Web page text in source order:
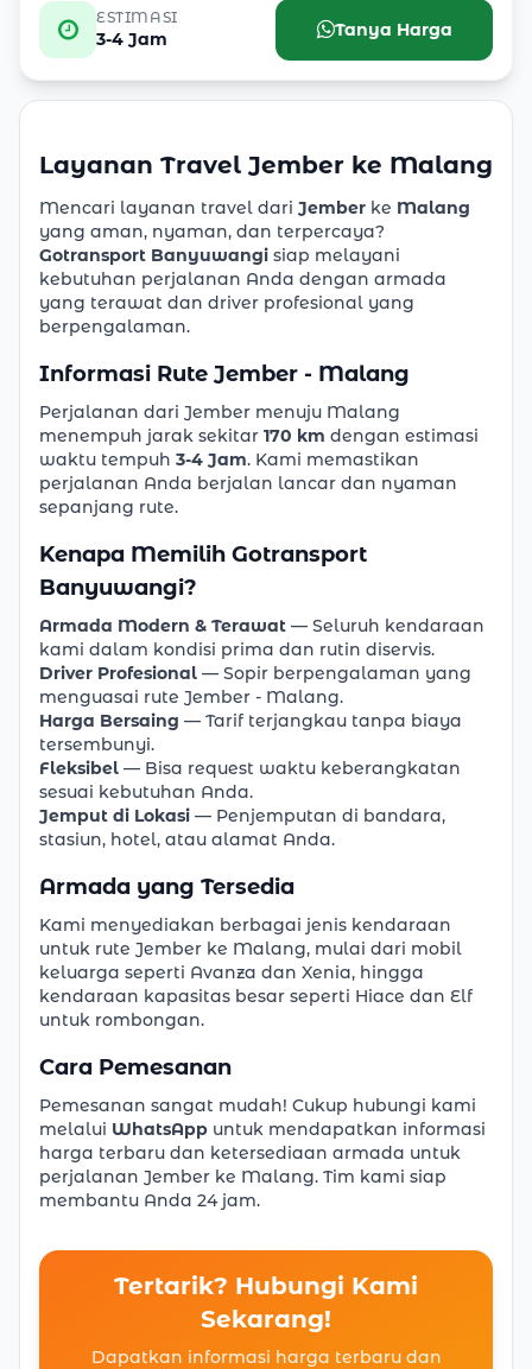
ESTIMASI
3-4 Jam Tanya Harga
Layanan Travel Jember ke Malang
Mencari layanan travel dari Jember ke Malang
yang aman, nyaman, dan terpercaya?
Gotransport Banyuwangi siap melayani
kebutuhan perjalanan Anda dengan armada
yang terawat dan driver profesional yang
berpengalaman.
Informasi Rute Jember - Malang
Perjalanan dari Jember menuju Malang
menempuh jarak sekitar 170 km dengan estimasi
waktu tempuh 3-4 Jam. Kami memastikan
perjalanan Anda berjalan lancar dan nyaman
sepanjang rute.
Kenapa Memilih Gotransport
Banyuwangi?
Armada Modern & Terawat — Seluruh kendaraan
kami dalam kondisi prima dan rutin diservis.
Driver Profesional — Sopir berpengalaman yang
menguasai rute Jember - Malang.
Harga Bersaing — Tarif terjangkau tanpa biaya
tersembunyi.
Fleksibel — Bisa request waktu keberangkatan
sesuai kebutuhan Anda.
Jemput di Lokasi — Penjemputan di bandara,
stasiun, hotel, atau alamat Anda.
Armada yang Tersedia
Kami menyediakan berbagai jenis kendaraan
untuk rute Jember ke Malang, mulai dari mobil
keluarga seperti Avanza dan Xenia, hingga
kendaraan kapasitas besar seperti Hiace dan Elf
untuk rombongan.
Cara Pemesanan
Pemesanan sangat mudah! Cukup hubungi kami
melalui WhatsApp untuk mendapatkan informasi
harga terbaru dan ketersediaan armada untuk
perjalanan Jember ke Malang. Tim kami siap
membantu Anda 24 jam.
Tertarik? Hubungi Kami
Sekarang!
Dapatkan informasi harga terbaru dan